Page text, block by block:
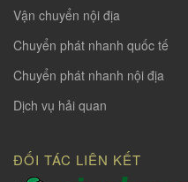
Vận chuyển nội địa
Chuyển phát nhanh quốc tế
Chuyển phát nhanh nội địa
Dịch vụ hải quan
ĐỐI TÁC LIÊN KẾT